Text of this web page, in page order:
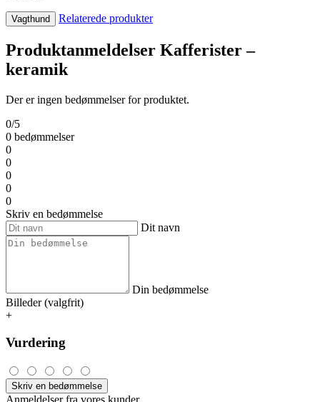
Vagthund Relaterede produkter
Produktanmeldelser Kafferister –
keramik
Der er ingen bedømmelser for produktet.
0/5
0 bedømmelser
0
0
0
0
0
Skriv en bedømmelse
Dit navn
Din bedømmelse
Billeder (valgfrit)
+
Vurdering
Skriv en bedømmelse